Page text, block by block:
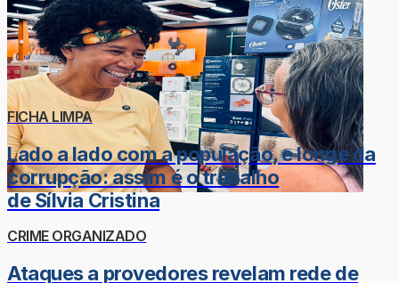
FICHA LIMPA
Lado a lado com a população, e longe da
corrupção: assim é o trabalho
de Sílvia Cristina
CRIME ORGANIZADO
Ataques a provedores revelam rede de